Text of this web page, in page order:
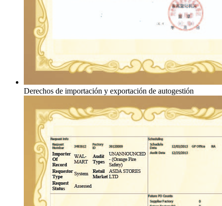
Derechos de importación y exportación de autogestión